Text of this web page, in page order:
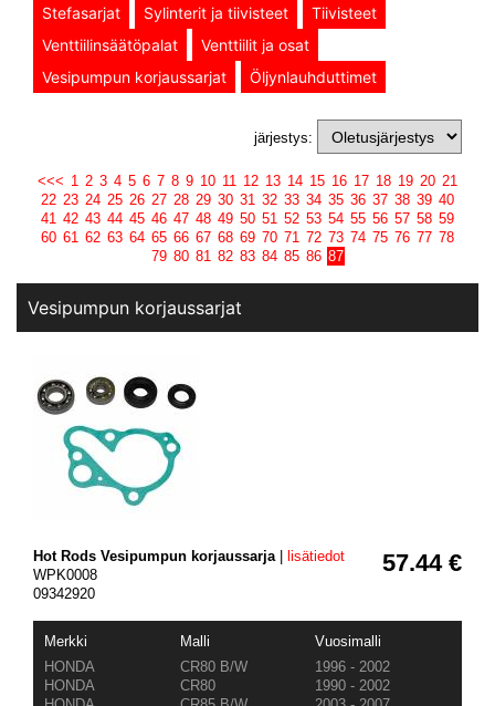
Stefasarjat
Sylinterit ja tiivisteet
Tiivisteet
Venttiilinsäätöpalat
Venttiilit ja osat
Vesipumpun korjaussarjat
Öljynlauhduttimet
järjestys:
<<< 1 2 3 4 5 6 7 8 9 10 11 12 13 14 15 16 17 18 19 20 21
22 23 24 25 26 27 28 29 30 31 32 33 34 35 36 37 38 39 40
41 42 43 44 45 46 47 48 49 50 51 52 53 54 55 56 57 58 59
60 61 62 63 64 65 66 67 68 69 70 71 72 73 74 75 76 77 78
79 80 81 82 83 84 85 86 87
Vesipumpun korjaussarjat
57.44 €
Hot Rods Vesipumpun korjaussarja|
lisätiedot
WPK0008
09342920
Merkki Malli
Vuosimalli
HONDA
CR80 B/W
1996 - 2002
HONDA
CR80
1990 - 2002